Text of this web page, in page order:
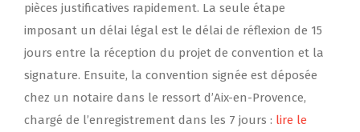
pièces justificatives rapidement. La seule étape
imposant un délai légal est le délai de réflexion de 15
jours entre la réception du projet de convention et la
signature. Ensuite, la convention signée est déposée
chez un notaire dans le ressort d’Aix-en-Provence,
chargé de l’enregistrement dans les 7 jours : lire le